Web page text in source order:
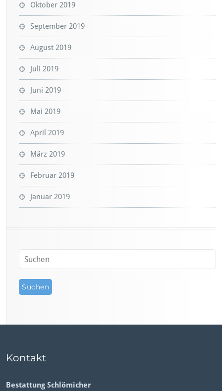
Oktober 2019
September 2019
August 2019
Juli 2019
Juni 2019
Mai 2019
April 2019
März 2019
Februar 2019
Januar 2019
Kontakt
Bestattung Schlömicher